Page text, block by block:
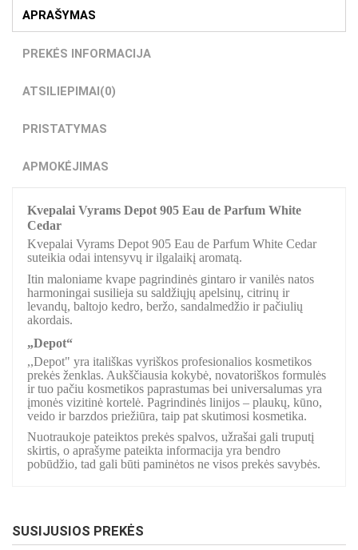
APRAŠYMAS
PREKĖS INFORMACIJA
ATSILIEPIMAI (0)
PRISTATYMAS
APMOKĖJIMAS
Kvepalai Vyrams Depot 905 Eau de Parfum White
Cedar
Kvepalai Vyrams Depot 905 Eau de Parfum White Cedar
suteikia odai intensyvų ir ilgalaikį aromatą.
Itin maloniame kvape pagrindinės gintaro ir vanilės natos
harmoningai susilieja su saldžiųjų apelsinų, citrinų ir
levandų, baltojo kedro, beržo, sandalmedžio ir pačiulių
akordais.
„Depot“
,,Depot" yra itališkas vyriškos profesionalios kosmetikos
prekės ženklas. Aukščiausia kokybė, novatoriškos formulės
ir tuo pačiu kosmetikos paprastumas bei universalumas yra
įmonės vizitinė kortelė. Pagrindinės linijos – plaukų, kūno,
veido ir barzdos priežiūra, taip pat skutimosi kosmetika.
Nuotraukoje pateiktos prekės spalvos, užrašai gali truputį
skirtis, o aprašyme pateikta informacija yra bendro
pobūdžio, tad gali būti paminėtos ne visos prekės savybės.
SUSIJUSIOS PREKĖS